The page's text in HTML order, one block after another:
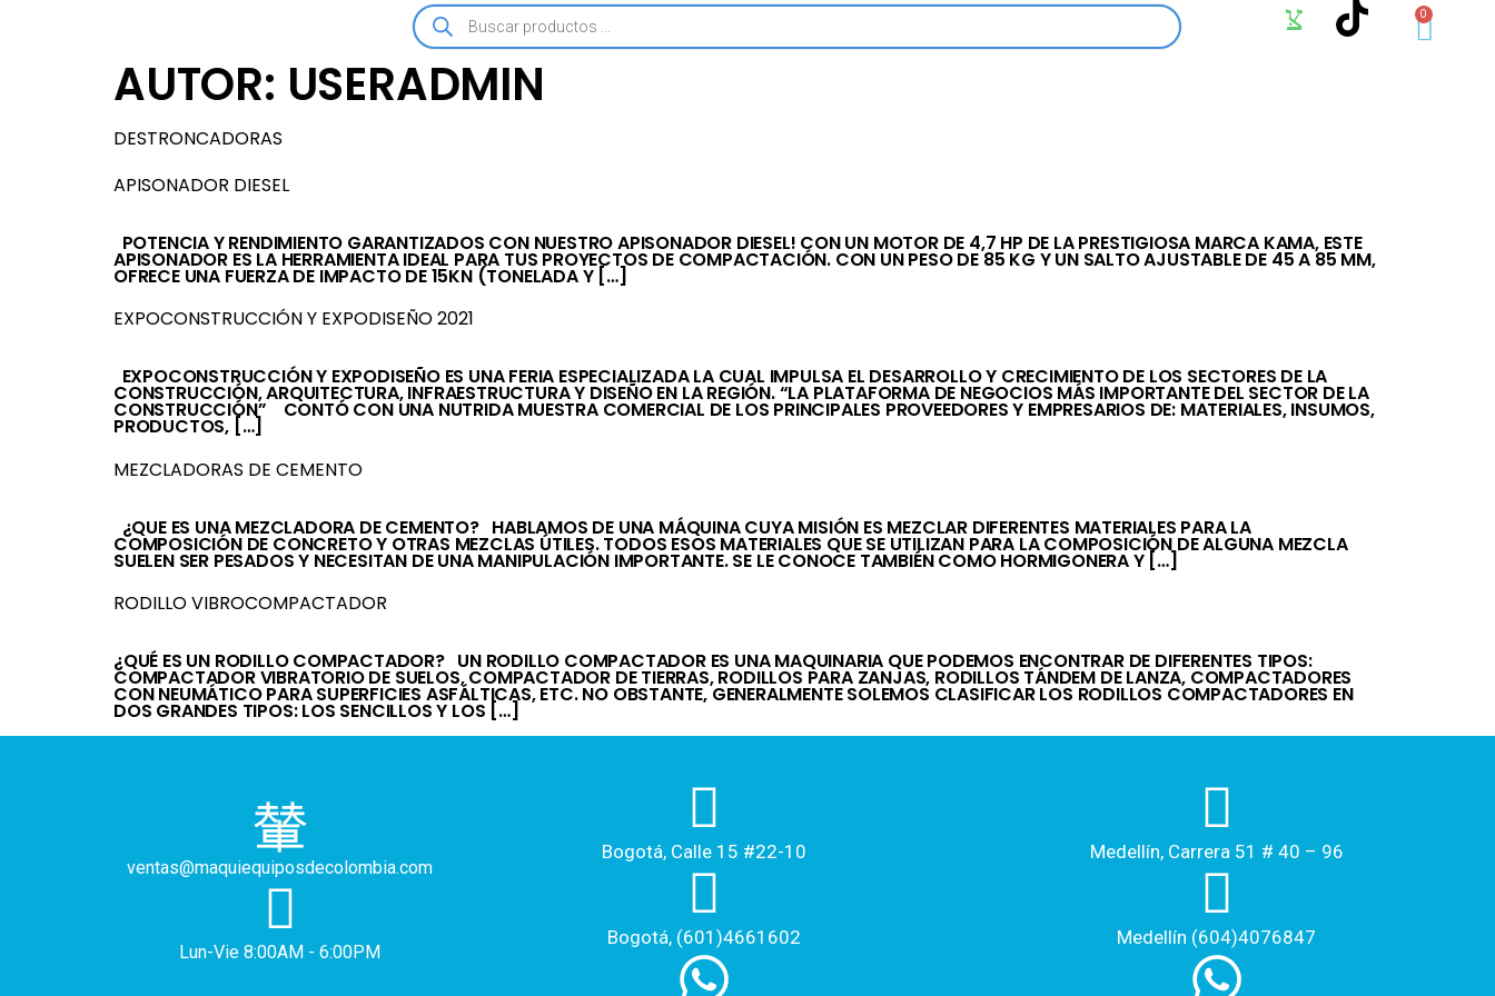
0
AUTOR: USERADMIN
DESTRONCADORAS
APISONADOR DIESEL
POTENCIA Y RENDIMIENTO GARANTIZADOS CON NUESTRO APISONADOR DIESEL! CON UN MOTOR DE 4,7 HP DE LA PRESTIGIOSA MARCA KAMA, ESTE
APISONADOR ES LA HERRAMIENTA IDEAL PARA TUS PROYECTOS DE COMPACTACIÓN. CON UN PESO DE 85 KG Y UN SALTO AJUSTABLE DE 45 A 85 MM,
OFRECE UNA FUERZA DE IMPACTO DE 15KN (TONELADA Y […]
EXPOCONSTRUCCIÓN Y EXPODISEÑO 2021
EXPOCONSTRUCCIÓN Y EXPODISEÑO ES UNA FERIA ESPECIALIZADA LA CUAL IMPULSA EL DESARROLLO Y CRECIMIENTO DE LOS SECTORES DE LA
CONSTRUCCIÓN, ARQUITECTURA, INFRAESTRUCTURA Y DISEÑO EN LA REGIÓN. “LA PLATAFORMA DE NEGOCIOS MÁS IMPORTANTE DEL SECTOR DE LA
CONSTRUCCIÓN” CONTÓ CON UNA NUTRIDA MUESTRA COMERCIAL DE LOS PRINCIPALES PROVEEDORES Y EMPRESARIOS DE: MATERIALES, INSUMOS,
PRODUCTOS, […]
MEZCLADORAS DE CEMENTO
¿QUE ES UNA MEZCLADORA DE CEMENTO? HABLAMOS DE UNA MÁQUINA CUYA MISIÓN ES MEZCLAR DIFERENTES MATERIALES PARA LA
COMPOSICIÓN DE CONCRETO Y OTRAS MEZCLAS ÚTILES. TODOS ESOS MATERIALES QUE SE UTILIZAN PARA LA COMPOSICIÓN DE ALGUNA MEZCLA
SUELEN SER PESADOS Y NECESITAN DE UNA MANIPULACIÓN IMPORTANTE. SE LE CONOCE TAMBIÉN COMO HORMIGONERA Y […]
RODILLO VIBROCOMPACTADOR
¿QUÉ ES UN RODILLO COMPACTADOR? UN RODILLO COMPACTADOR ES UNA MAQUINARIA QUE PODEMOS ENCONTRAR DE DIFERENTES TIPOS:
COMPACTADOR VIBRATORIO DE SUELOS, COMPACTADOR DE TIERRAS, RODILLOS PARA ZANJAS, RODILLOS TÁNDEM DE LANZA, COMPACTADORES
CON NEUMÁTICO PARA SUPERFICIES ASFÁLTICAS, ETC. NO OBSTANTE, GENERALMENTE SOLEMOS CLASIFICAR LOS RODILLOS COMPACTADORES EN
DOS GRANDES TIPOS: LOS SENCILLOS Y LOS […]
ventas@maquiequiposdecolombia.com
Lun-Vie 8:00AM - 6:00PM
Bogotá, Calle 15 #22-10
Bogotá, (601)4661602
Medellín, Carrera 51 # 40 – 96​
Medellín (604)4076847